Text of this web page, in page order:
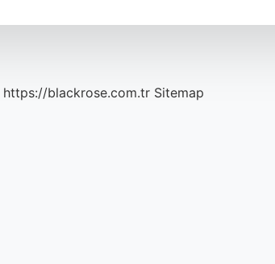
https://blackrose.com.tr Sitemap